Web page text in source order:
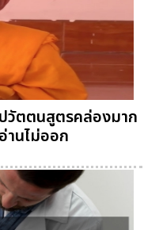
ตตนสูตรคล่องมาก
นไม่ออก